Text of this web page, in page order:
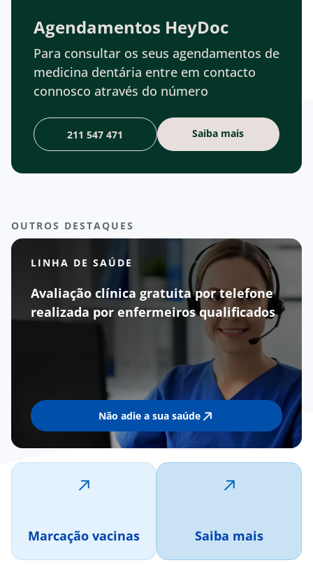
Agendamentos HeyDoc
Para consultar os seus agendamentos de
medicina dentária entre em contacto
connosco através do número
211 547 471 Saiba mais
OUTROS DESTAQUES
LINHA DE SAÚDE
Não adie a sua saúde
Avaliação clínica gratuita por telefone
realizada por enfermeiros qualificados
Marcação vacinas Saiba mais